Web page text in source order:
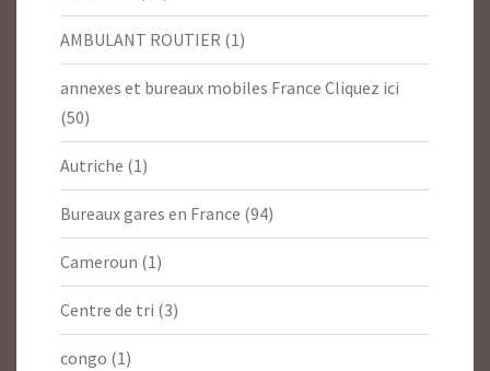
AMBULANT ROUTIER (1)
annexes et bureaux mobiles France Cliquez ici
(50)
Autriche (1)
Bureaux gares en France (94)
Cameroun (1)
Centre de tri (3)
congo (1)